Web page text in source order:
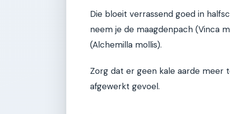
Die bloeit verrassend goed in
neem je de maagdenpach (Vinca
(Alchemilla mollis).
Zorg dat er geen kale aarde meer
afgewerkt gevoel.